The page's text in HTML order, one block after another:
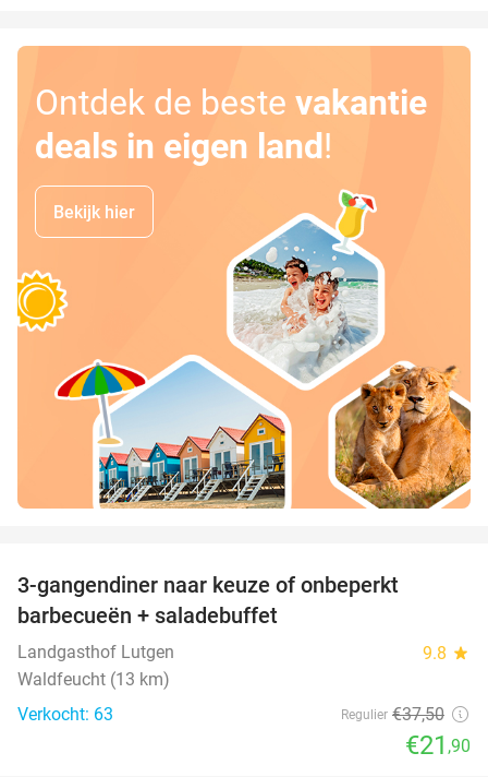
Ontdek de beste vakantie
deals in eigen land!
Bekijk hier
3-gangendiner naar keuze of onbeperkt
barbecueën + saladebuffet
Landgasthof Lutgen 9.8 star
Waldfeucht (13 km)
Verkocht: 63
Regulier €37,50
€21 ,90